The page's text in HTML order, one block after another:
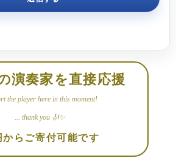
演奏家を直接応援
the player here in this moment!
... thank you 🎻✨
からご寄付可能です